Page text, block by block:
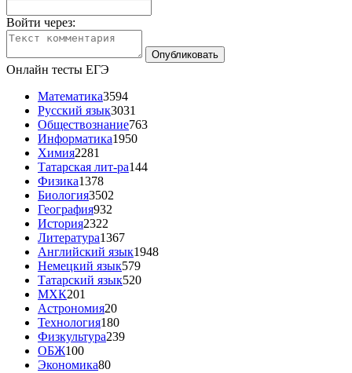
Войти через:
Онлайн тесты ЕГЭ
Математика3594
Русский язык3031
Обществознание763
Информатика1950
Химия2281
Татарская лит-ра144
Физика1378
Биология3502
География932
История2322
Литература1367
Английский язык1948
Немецкий язык579
Татарский язык520
МХК201
Астрономия20
Технология180
Физкультура239
ОБЖ100
Экономика80